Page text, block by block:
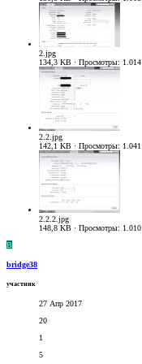
2.jpg
134,3 KB · Просмотры: 1.014
2.2.jpg
142,1 KB · Просмотры: 1.041
2.2.2.jpg
148,8 KB · Просмотры: 1.010
B
bridge38
участник
27 Апр 2017
20
1
5